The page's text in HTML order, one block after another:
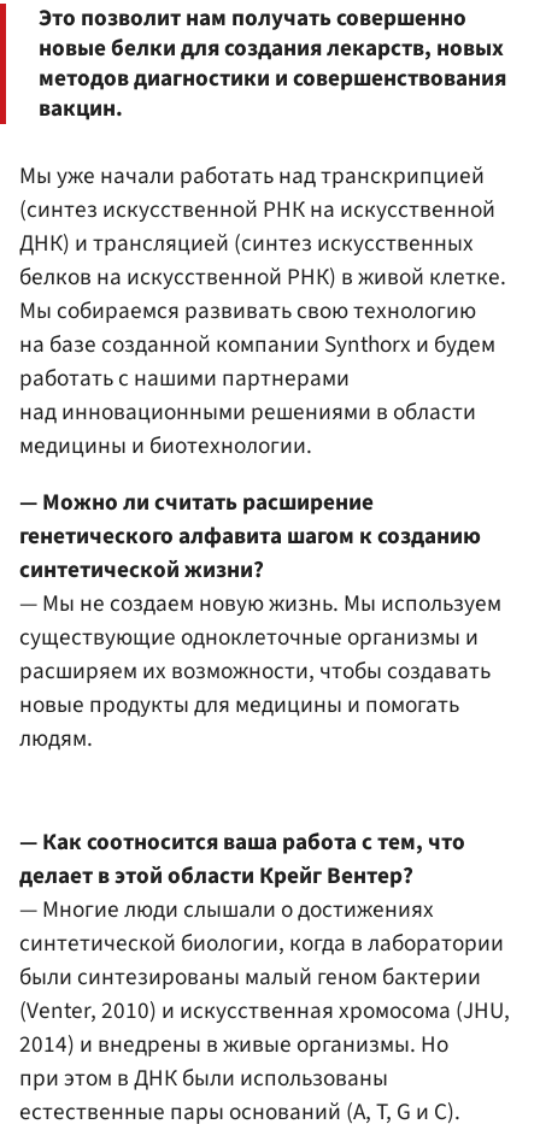
Это позволит нам получать совершенно
новые белки для создания лекарств, новых
методов диагностики и совершенствования
вакцин.
Мы уже начали работать над транскрипцией
(синтез искусственной РНК на искусственной
ДНК) и трансляцией (синтез искусственных
белков на искусственной РНК) в живой клетке.
Мы собираемся развивать свою технологию
на базе созданной компании Synthorx и будем
работать с нашими партнерами
над инновационными решениями в области
медицины и биотехнологии.
— Можно ли считать расширение
генетического алфавита шагом к созданию
синтетической жизни?
— Мы не создаем новую жизнь. Мы используем
существующие одноклеточные организмы и
расширяем их возможности, чтобы создавать
новые продукты для медицины и помогать
людям.
— Как соотносится ваша работа с тем, что
делает в этой области Крейг Вентер?
— Многие люди слышали о достижениях
синтетической биологии, когда в лаборатории
были синтезированы малый геном бактерии
(Venter, 2010) и искусственная хромосома (JHU,
2014) и внедрены в живые организмы. Но
при этом в ДНК были использованы
естественные пары оснований (A, T, G и C).